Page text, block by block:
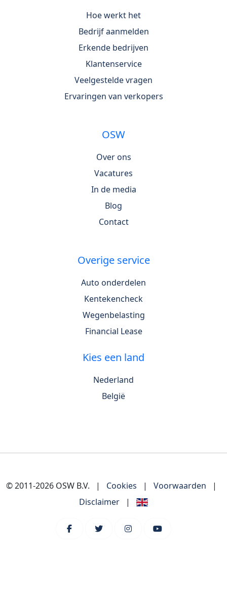
Hoe werkt het
Bedrijf aanmelden
Erkende bedrijven
Klantenservice
Veelgestelde vragen
Ervaringen van verkopers
OSW
Over ons
Vacatures
In de media
Blog
Contact
Overige service
Auto onderdelen
Kentekencheck
Wegenbelasting
Financial Lease
Kies een land
Nederland
België
© 2011-2026 OSW B.V. | Cookies | Voorwaarden
|
Disclaimer
|